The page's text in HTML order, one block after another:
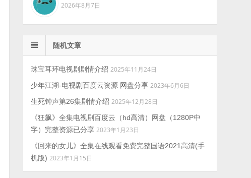
2026年8月7日
随机文章
珠宝耳环电视剧剧情介绍 2025年11月24日
少年江湖-电视剧百度云资源 网盘分享 2023年6月6日
生死钟声第26集剧情介绍 2025年12月28日
《狂飙》全集电视剧百度云（hd高清）网盘（1280P中
字）完整资源已分享 2023年1月23日
《回来的女儿》全集在线观看免费完整国语2021高清(手
机版) 2023年1月15日